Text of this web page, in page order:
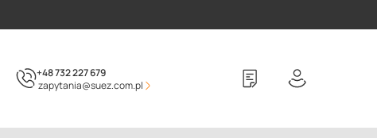
+48 732 227 679
zapytania@suez.com.pl